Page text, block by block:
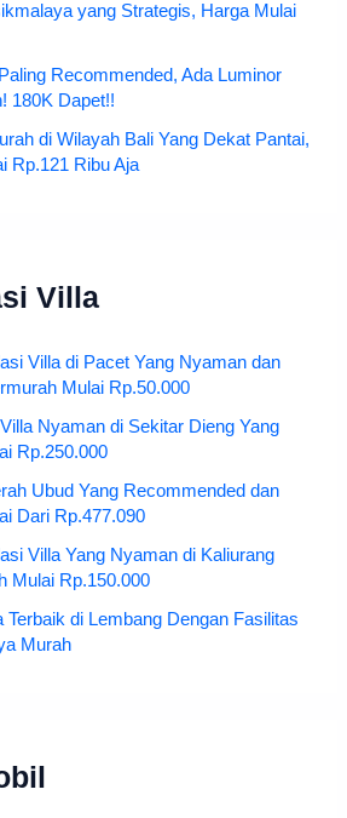
yang Strategis, Harga Mulai
Recommended, Ada Luminor
180K Dapet!!
di Wilayah Bali Yang Dekat Pantai,
Rp.121 Ribu Aja
Villa
Villa di Pacet Yang Nyaman dan
Mulai Rp.50.000
Nyaman di Sekitar Dieng Yang
Rp.250.000
Ubud Yang Recommended dan
Dari Rp.477.090
Villa Yang Nyaman di Kaliurang
Mulai Rp.150.000
Terbaik di Lembang Dengan Fasilitas
Murah